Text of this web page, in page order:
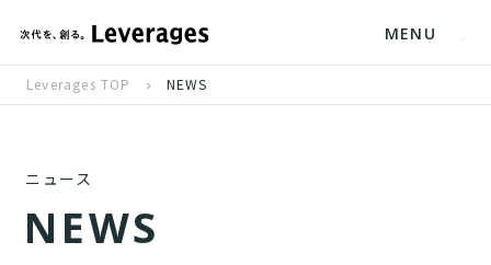
MENU
Leverages TOP NEWS
ニュース
NEWS